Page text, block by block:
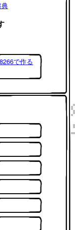
で作る